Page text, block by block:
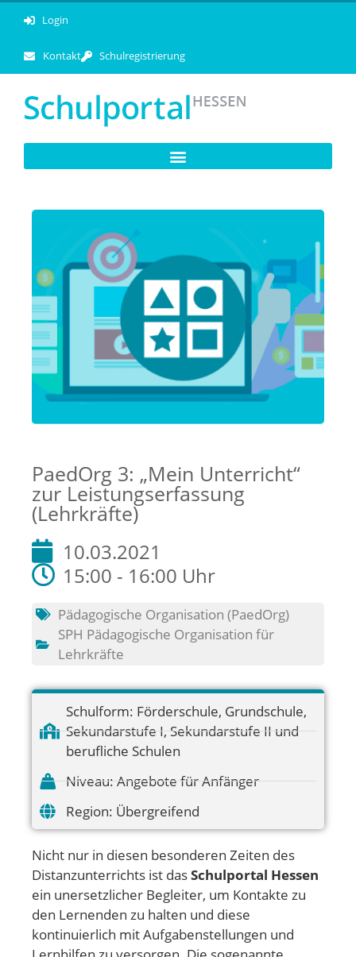
Login
Kontakt Schulregistrierung
PaedOrg 3: „Mein Unterricht“
zur Leistungserfassung
(Lehrkräfte)
10.03.2021
15:00 - 16:00 Uhr
Pädagogische Organisation (PaedOrg)
SPH Pädagogische Organisation für
Lehrkräfte
Schulform: Förderschule, Grundschule,
Sekundarstufe I, Sekundarstufe II und
berufliche Schulen
Niveau: Angebote für Anfänger
Region: Übergreifend
Nicht nur in diesen besonderen Zeiten des
Distanzunterrichts ist dasSchulportal Hessen
ein unersetzlicher Begleiter, um Kontakte zu
den Lernenden zu halten und diese
kontinuierlich mit Aufgabenstellungen und